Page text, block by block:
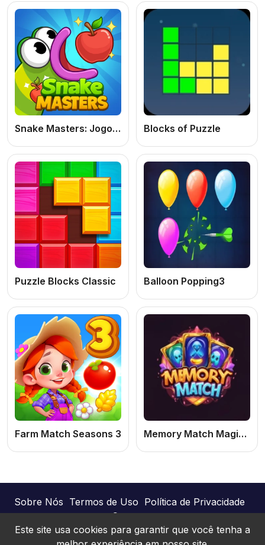
Snake Masters: Jogo de Puzzle Online Grátis Inspirado no Clássico Snake Blocks of Puzzle
Puzzle Blocks Classic Balloon Popping3
Farm Match Seasons 3 Memory Match Magic: Jogo da Memória Online Grátis de Cartas e Combinação de Pares
Sobre Nós Termos de Uso Política de Privacidade
Contato
Este site usa cookies para garantir que você tenha a